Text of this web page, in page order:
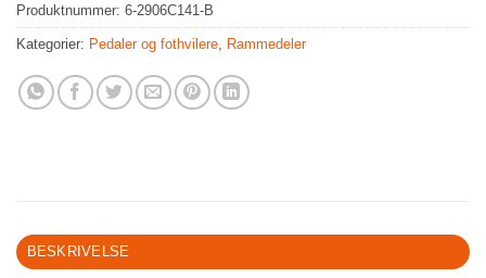
Produktnummer: 6-2906C141-B
Kategorier: Pedaler og fothvilere Rammedeler
BESKRIVELSE